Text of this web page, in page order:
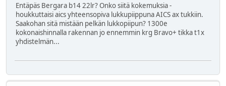
Entäpäs Bergara b14 22lr? Onko siitä kokemuksia -
houkkuttaisi aics yhteensopiva lukkupiippuna AICS ax tukkiin.
Saakohan sitä mistään pelkän lukkopiipun? 1300e
kokonaishinnalla rakennan jo ennemmin krg Bravo+ tikka t1x
yhdistelmän...